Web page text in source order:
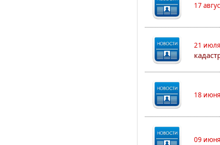
17
21
18
09